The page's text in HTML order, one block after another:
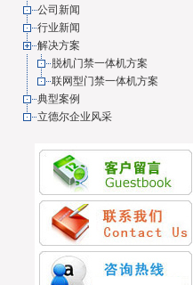
公司新闻
行业新闻
解决方案
脱机门禁一体机方案
联网型门禁一体机方案
典型案例
立德尔企业风采